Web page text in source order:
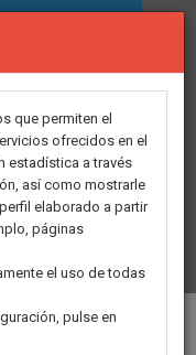
que permiten el
ofrecidos en el
estadística a través
así como mostrarle
elaborado a partir
páginas
el uso de todas
pulse en